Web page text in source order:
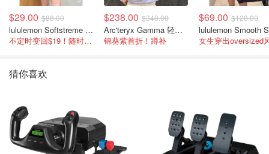
$29.00 $88.00
lululemon Softstreme 女士高腰短裤 10cm
不定时变回$19！随时点进来看
$238.00 $340.00
Arc'teryx Gamma 轻量连帽卫衣 女款
锦葵紫首折！蹲补
$69.00 $128.00
女生穿出oversized
猜你喜欢